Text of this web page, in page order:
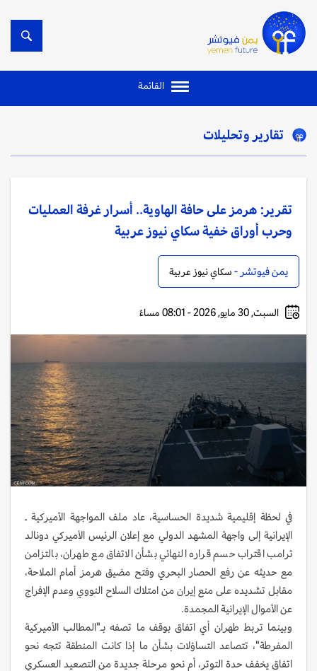
القائمة
تقارير وتحليلات
تقرير: هرمز على حافة الهاوية.. أسرار غرفة العمليات
وحرب أوراق خفية سكاي نيوز عربية
يمن فيوتشر - سكاي نيوز عربية
السبت, 30 مايو, 2026 - 08:01 مساءً
في لحظة إقليمية شديدة الحساسية، عاد ملف المواجهة الأميركية ـ
الإيرانية إلى واجهة المشهد الدولي مع إعلان الرئيس الأميركي دونالد
ترامب اقتراب حسم قراره النهائي بشأن الاتفاق مع طهران، بالتزامن
مع حديثه عن رفع الحصار البحري وفتح مضيق هرمز أمام الملاحة،
مقابل تشديده على منع إيران من امتلاك السلاح النووي وعدم الإفراج
عن الأموال الإيرانية المجمدة.
وبينما تربط طهران أي اتفاق بوقف ما تصفه بـ"المطالب الأميركية
المفرطة"، تتصاعد التساؤلات بشأن ما إذا كانت المنطقة تتجه نحو
اتفاق يخفف حدة التوتر، أم نحو مرحلة جديدة من التصعيد العسكري